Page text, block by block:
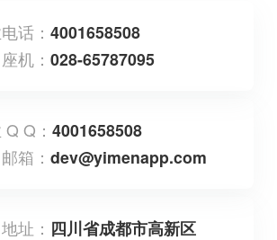
话：4001658508
机：028-65787095
Q Q：4001658508
箱：dev@yimenapp.com
址： 四川省成都市高新区